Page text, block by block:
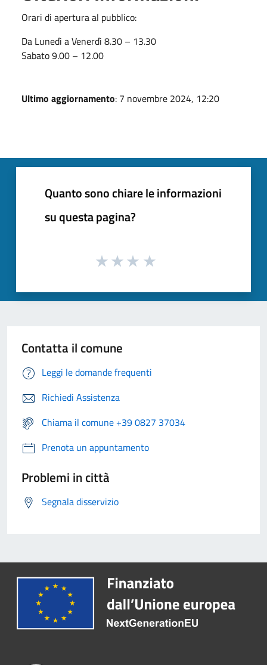
Orari di apertura al pubblico:
Da Lunedì a Venerdì 8.30 – 13.30
Sabato 9.00 – 12.00
Ultimo aggiornamento: 7 novembre 2024, 12:20
Quanto sono chiare le informazioni
su questa pagina?
Contatta il comune
Leggi le domande frequenti
Richiedi Assistenza
Chiama il comune +39 0827 37034
Prenota un appuntamento
Problemi in città
Segnala disservizio